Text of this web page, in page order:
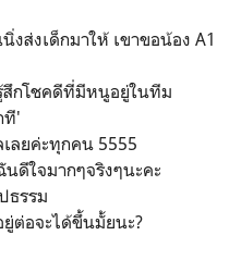
ส่งเด็กมาให้ เขาขอน้อง A1
สึกโชคดีที่มีหนูอยู่ในทีม
ที'
ลยค่ะทุกคน 5555
ดีใจมากๆจริงๆนะคะ
ธรรม
ต่อจะได้ขึ้นมั้ยนะ?